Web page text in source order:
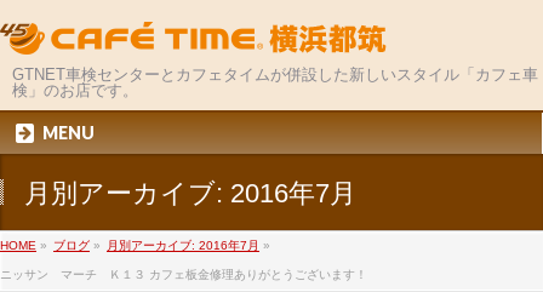
GTNET車検センターとカフェタイムが併設した新しいスタイル「カフェ車
検」のお店です。
MENU
月別アーカイブ: 2016年7月
HOME » ブログ » 月別アーカイブ: 2016年7月 »
ニッサン マーチ Ｋ１３ カフェ板金修理ありがとうございます！